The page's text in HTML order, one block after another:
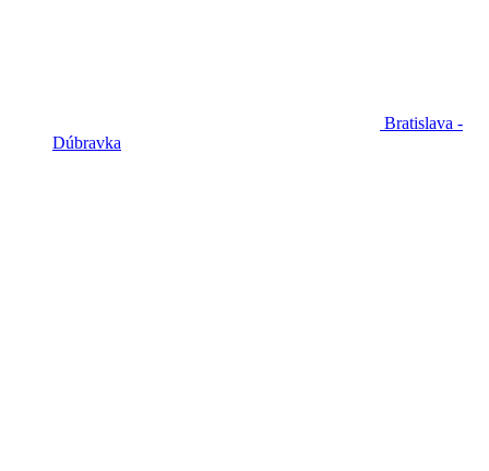
Bratislava -
Dúbravka